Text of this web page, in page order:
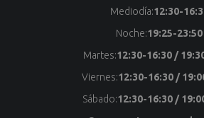
Mediodía:12:30-
Noche:19:25-23:50
Martes:12:30-16:30 /
Viernes:12:30-16:30 /
Sábado:12:30-16:30 /